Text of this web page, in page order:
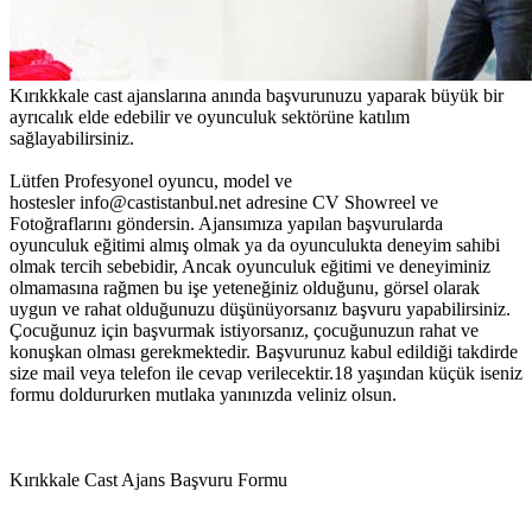
Kırıkkkale cast ajanslarına anında başvurunuzu yaparak büyük bir
ayrıcalık elde edebilir ve oyunculuk sektörüne katılım
sağlayabilirsiniz.
Lütfen Profesyonel oyuncu, model ve
hosteslerinfo@castistanbul.net adresine CV Showreel ve
Fotoğraflarını göndersin. Ajansımıza yapılan başvurularda
oyunculuk eğitimi almış olmak ya da oyunculukta deneyim sahibi
olmak tercih sebebidir, Ancak oyunculuk eğitimi ve deneyiminiz
olmamasına rağmen bu işe yeteneğiniz olduğunu, görsel olarak
uygun ve rahat olduğunuzu düşünüyorsanız başvuru yapabilirsiniz.
Çocuğunuz için başvurmak istiyorsanız, çocuğunuzun rahat ve
konuşkan olması gerekmektedir. Başvurunuz kabul edildiği takdirde
size mail veya telefon ile cevap verilecektir.18 yaşından küçük iseniz
formu doldururken mutlaka yanınızda veliniz olsun.
Kırıkkale Cast Ajans Başvuru Formu